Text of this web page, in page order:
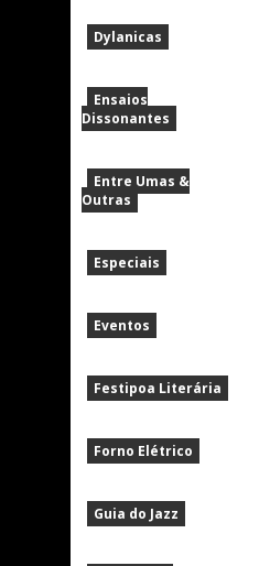
Dylanicas
Ensaios
Dissonantes
Entre Umas &
Outras
Especiais
Eventos
Festipoa Literária
Forno Elétrico
Guia do Jazz